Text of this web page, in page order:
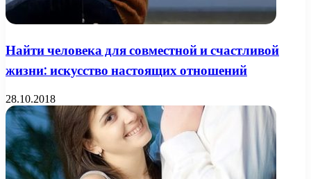
Найти человека для совместной и счастливой
жизни: искусство настоящих отношений
28.10.2018